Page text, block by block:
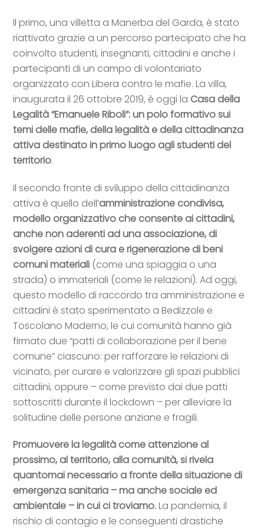
Il primo, una villetta a Manerba del Garda, è stato
riattivato grazie a un percorso partecipato che ha
coinvolto studenti, insegnanti, cittadini e anche i
partecipanti di un campo di volontariato
organizzato con Libera contro le mafie. La villa,
inaugurata il 26 ottobre 2019, è oggi la Casa della
Legalità “Emanuele Riboli”: un polo formativo sui
temi delle mafie, della legalità e della cittadinanza
attiva destinato in primo luogo agli studenti del
territorio.
Il secondo fronte di sviluppo della cittadinanza
attiva è quello dell’amministrazione condivisa,
modello organizzativo che consente ai cittadini,
anche non aderenti ad una associazione, di
svolgere azioni di cura e rigenerazione di beni
comuni materiali (come una spiaggia o una
strada) o immateriali (come le relazioni). Ad oggi,
questo modello di raccordo tra amministrazione e
cittadini è stato sperimentato a Bedizzole e
Toscolano Maderno, le cui comunità hanno già
firmato due “patti di collaborazione per il bene
comune” ciascuno: per rafforzare le relazioni di
vicinato, per curare e valorizzare gli spazi pubblici
cittadini, oppure – come previsto dai due patti
sottoscritti durante il lockdown – per alleviare la
solitudine delle persone anziane e fragili.
Promuovere la legalità come attenzione al
prossimo, al territorio, alla comunità, si rivela
quantomai necessario a fronte della situazione di
emergenza sanitaria – ma anche sociale ed
ambientale – in cui ci troviamo.La pandemia, il
rischio di contagio e le conseguenti drastiche